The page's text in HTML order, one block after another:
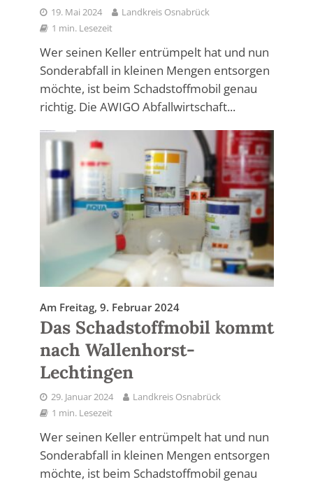
19. Mai 2024
Landkreis Osnabrück
1 min. Lesezeit
Wer seinen Keller entrümpelt hat und nun
Sonderabfall in kleinen Mengen entsorgen
möchte, ist beim Schadstoffmobil genau
richtig. Die AWIGO Abfallwirtschaft...
Am Freitag, 9. Februar 2024
Das Schadstoffmobil kommt
nach Wallenhorst-
Lechtingen
29. Januar 2024
Landkreis Osnabrück
1 min. Lesezeit
Wer seinen Keller entrümpelt hat und nun
Sonderabfall in kleinen Mengen entsorgen
möchte, ist beim Schadstoffmobil genau